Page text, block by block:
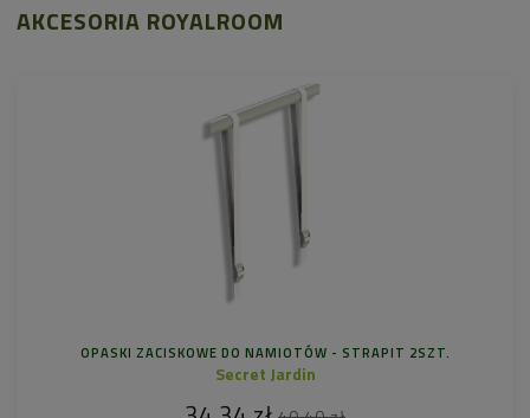
AKCESORIA ROYALROOM
OPASKI ZACISKOWE DO NAMIOTÓW - STRAPIT 2SZT.
Secret Jardin